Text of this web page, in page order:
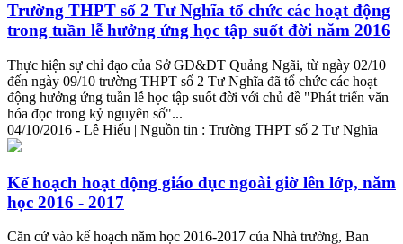
Trường THPT số 2 Tư Nghĩa tổ chức các hoạt động
trong tuần lễ hưởng ứng học tập suốt đời năm 2016
Thực hiện sự chỉ đạo của Sở GD&ĐT Quảng Ngãi, từ ngày 02/10
đến ngày 09/10 trường THPT số 2 Tư Nghĩa đã tổ chức các hoạt
động hưởng ứng tuần lễ học tập suốt đời với chủ đề "Phát triển văn
hóa đọc trong kỷ nguyên số"...
04/10/2016 - Lê Hiếu | Nguồn tin : Trường THPT số 2 Tư Nghĩa
Kế hoạch hoạt động giáo dục ngoài giờ lên lớp, năm
học 2016 - 2017
Căn cứ vào kế hoạch năm học 2016-2017 của Nhà trường, Ban